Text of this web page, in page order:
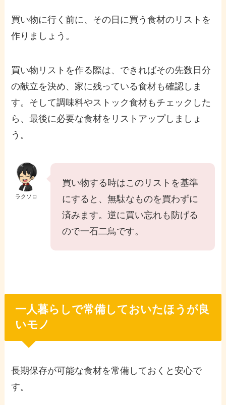
買い物に行く前に、その日に買う食材のリストを
作りましょう。
買い物リストを作る際は、できればその先数日分
の献立を決め、家に残っている食材も確認しま
す。そして調味料やストック食材もチェックした
ら、最後に必要な食材をリストアップしましょ
う。
ラクソロ
買い物する時はこのリストを基準
にすると、無駄なものを買わずに
済みます。逆に買い忘れも防げる
ので一石二鳥です。
一人暮らしで常備しておいたほうが良
いモノ
長期保存が可能な食材を常備しておくと安心で
す。